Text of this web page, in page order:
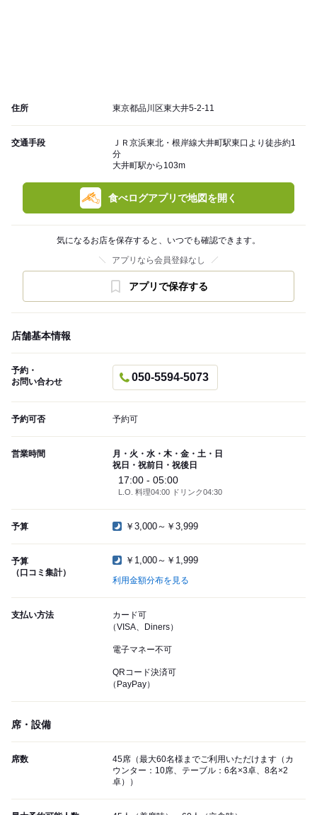
住所 東京都品川区東大井5-2-11
交通手段
ＪＲ京浜東北・根岸線大井町駅東口より徒歩約1
分
大井町駅から103m
食べログアプリで地図を開く
気になるお店を保存すると、いつでも確認できます。
アプリなら会員登録なし
アプリで保存する
店舗基本情報
予約・
お問い合わせ
050-5594-5073
予約可否 予約可
営業時間
月・火・水・木・金・土・日
祝日・祝前日・祝後日
17:00 - 05:00
L.O. 料理04:00 ドリンク04:30
予算 ￥3,000～￥3,999
予算
（口コミ集計）
￥1,000～￥1,999
利用金額分布を見る
支払い方法
カード可
（VISA、Diners）
電子マネー不可
QRコード決済可
（PayPay）
席・設備
席数
45席（最大60名様までご利用いただけます（カ
ウンター：10席、テーブル：6名×3卓、8名×2
卓））